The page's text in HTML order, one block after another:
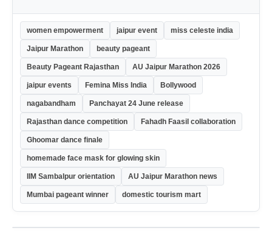
women empowerment jaipur event miss celeste india
Jaipur Marathon beauty pageant
Beauty Pageant Rajasthan AU Jaipur Marathon 2026
jaipur events Femina Miss India Bollywood
nagabandham Panchayat 24 June release
Rajasthan dance competition Fahadh Faasil collaboration
Ghoomar dance finale
homemade face mask for glowing skin
IIM Sambalpur orientation AU Jaipur Marathon news
Mumbai pageant winner domestic tourism mart